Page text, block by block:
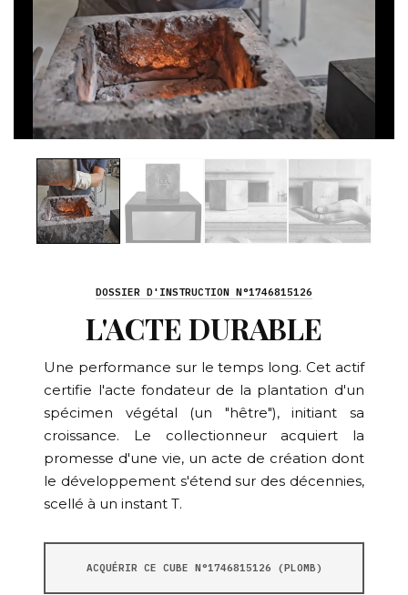
DOSSIER D'INSTRUCTION N°1746815126
L'ACTE DURABLE
Une performance sur le temps long. Cet actif
certifie l'acte fondateur de la plantation d'un
spécimen végétal (un "hêtre"), initiant sa
croissance. Le collectionneur acquiert la
promesse d'une vie, un acte de création dont
le développement s'étend sur des décennies,
scellé à un instant T.
ACQUÉRIR CE CUBE N°1746815126 (PLOMB)